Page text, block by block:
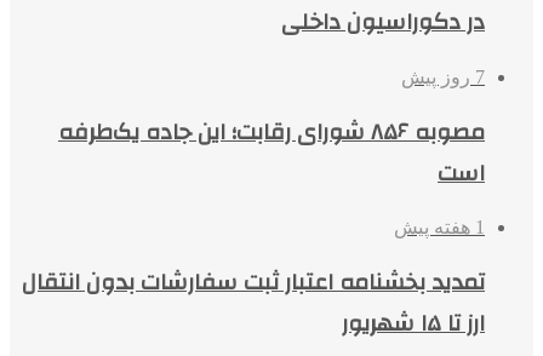
در دکوراسیون داخلی
7 روز پیش
مصوبه ۸۵۶ شورای رقابت؛ این جاده یک‌طرفه
است
1 هفته پیش
تمدید بخشنامه اعتبار ثبت سفارشات بدون انتقال
ارز تا ۱۵ شهریور